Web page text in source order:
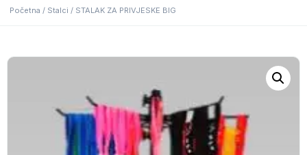
Početna / Stalci / STALAK ZA PRIVJESKE BIG